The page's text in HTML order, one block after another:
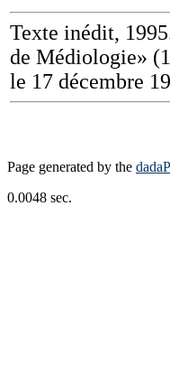
Texte inédit,
de Médiologie»
le 17 décembre
Page generated by the
0.0048 sec.